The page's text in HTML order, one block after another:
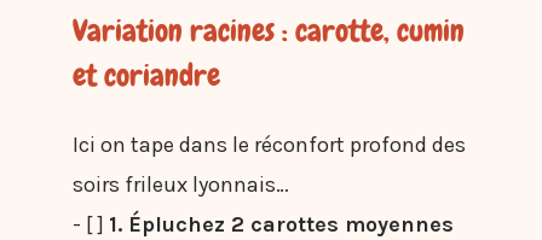
Variation racines : carotte, cumin
et coriandre
Ici on tape dans le réconfort profond des
soirs frileux lyonnais…
- [ ] 1. Épluchez 2 carottes moyennes